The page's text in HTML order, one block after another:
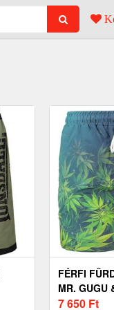
FÉRFI
MR. GUGU
ST134
7 650 Ft